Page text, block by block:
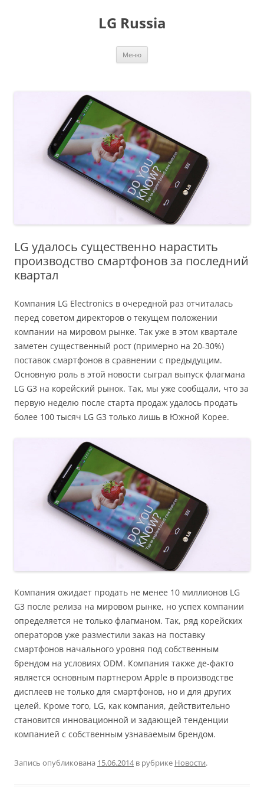
LG Russia
Меню
LG удалось существенно нарастить
производство смартфонов за последний
квартал
Компания LG Electronics в очередной раз отчиталась
перед советом директоров о текущем положении
компании на мировом рынке. Так уже в этом квартале
заметен существенный рост (примерно на 20-30%)
поставок смартфонов в сравнении с предыдущим.
Основную роль в этой новости сыграл выпуск флагмана
LG G3 на корейский рынок. Так, мы уже сообщали, что за
первую неделю после старта продаж удалось продать
более 100 тысяч LG G3 только лишь в Южной Корее.
Компания ожидает продать не менее 10 миллионов LG
G3 после релиза на мировом рынке, но успех компании
определяется не только флагманом. Так, ряд корейских
операторов уже разместили заказ на поставку
смартфонов начального уровня под собственным
брендом на условиях ODM. Компания также де-факто
является основным партнером Apple в производстве
дисплеев не только для смартфонов, но и для других
целей. Кроме того, LG, как компания, действительно
становится инновационной и задающей тенденции
компанией с собственным узнаваемым брендом.
Запись опубликована 15.06.2014в рубрике Новости.